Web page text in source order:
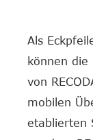
Als
können die
von
mobilen
etablierten